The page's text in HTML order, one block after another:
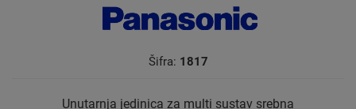
Šifra: 1817
Unutarnja jedinica za multi sustav srebna